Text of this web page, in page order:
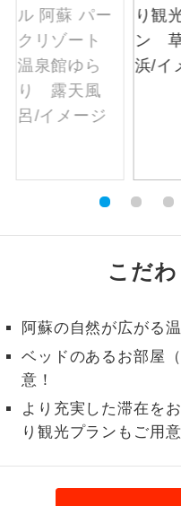
こだ
阿蘇の自然が広がる
ベッドのあるお部屋
意！
より充実した滞在を
り観光プランもご用
絶景 絶景
温泉 温泉
露天風呂
大浴場 ご宿
く）
だけ
トラベルイヤ
ホン
周り
1名様催行
1名
す。
2名様催行